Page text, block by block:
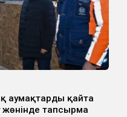
аумақтарды қайта
жөнінде тапсырма